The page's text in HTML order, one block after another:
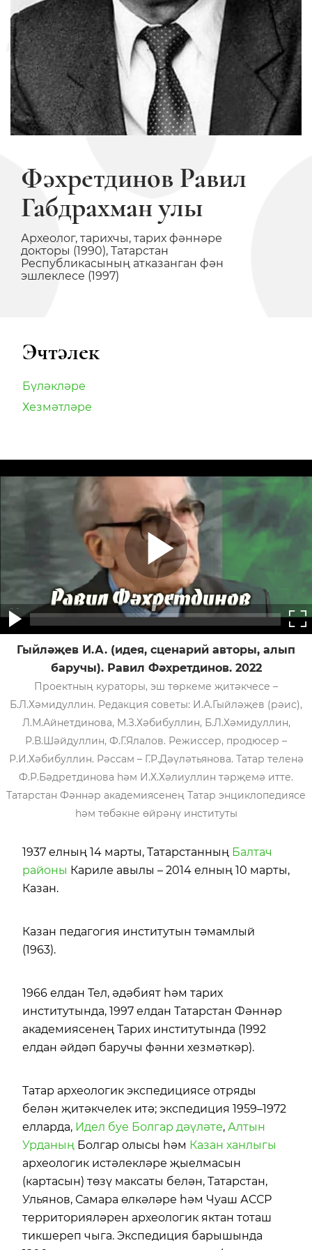
Фәхретдинов Равил
Габдрахман улы
Археолог, тарихчы, тарих фәннәре
докторы (1990), Татарстан
Республикасының атказанган фән
эшлеклесе (1997)
Эчтәлек
Бүләкләре
Хезмәтләре
Гыйләҗев И.А. (идея, сценарий авторы, алып
баручы). Равил Фәхретдинов. 2022
Проектның кураторы, эш төркеме җитәкчесе –
Б.Л.Хәмидуллин. Редакция советы: И.А.Гыйләҗев (рәис),
Л.М.Айнетдинова, М.З.Хәбибуллин, Б.Л.Хәмидуллин,
Р.В.Шәйдуллин, Ф.Г.Ялалов. Режиссер, продюсер –
Р.И.Хәбибуллин. Рәссам – Г.Р.Дәүләтьянова. Татар теленә
Ф.Р.Бәдретдинова һәм И.Х.Хәлиуллин тәрҗемә итте.
Татарстан Фәннәр академиясенең Татар энциклопедиясе
һәм төбәкне өйрәнү институты
1937 елның 14 марты, Татарстанның Балтач
районы Кариле авылы – 2014 елның 10 марты,
Казан.
Казан педагогия институтын тәмамлый
(1963).
1966 елдан Тел, әдәбият һәм тарих
институтында, 1997 елдан Татарстан Фәннәр
академиясенең Тарих институтында (1992
елдан әйдәп баручы фәнни хезмәткәр).
Татар археологик экспедициясе отряды
белән җитәкчелек итә; экспедиция 1959–1972
елларда, Идел буе Болгар дәүләте, Алтын
Урданың Болгар олысы һәм Казан ханлыгы
археологик истәлекләре җыелмасын
(картасын) төзү максаты белән, Татарстан,
Ульянов, Самара өлкәләре һәм Чуаш АССР
территорияләрен археологик яктан тоташ
тикшереп чыга. Экспедиция барышында